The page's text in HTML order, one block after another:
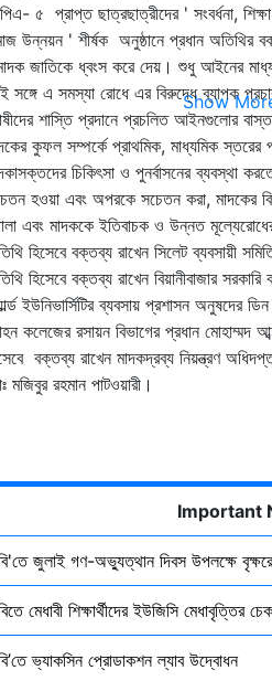
Show
৫ প্রাপ্ত ছাত্রছাত্রীদের ' সংবর্ধনা,
উন্নয়ন ' শীর্ষক অনুষ্ঠানে প্রধান অতিথির
জাতিকে ধ্বংস করে দেয়। শুধু আইনের
সঙ্গে এ সমস্যা রোধে এর বিরুদ্ধে ব্যাপক
শাস্তি প্রদানে প্রচলিত আইনগুলোর
কুফল সম্পর্কে প্রাথমিক, মাধ্যমিক
চিকিৎসা ও পুনর্বাসনের ব্যবস্থা
হওয়া এবং অপরকে সচেতন করা, মাদকের
এবং মাদককে ইতিবাচক ও উন্নত মূল্যেরোধের
হিসেবে বক্তব্য রাখেন সিলেট ব্যবসায়ী
হিসেবে বক্তব্য রাখেন বিয়ানীবাজার
ইউনিভার্সিটির ব্যবসায় প্রশাসন অনুষদের
কলেজের রসায়ন বিভাগের প্রধান মোহাম্মদ
বক্তব্য রাখেন মাদকদ্রব্য নিয়ন্ত্রণ
মজিবুর রহমান পাটওয়ারী।
Important
জুলাই গণ-অভ্যুত্থান দিবস উপলক্ষে
মেধাবী শিক্ষার্থীদের ইউজিসি মেধাবৃত্তির
ভ্যাকসিন প্রোডাকশন ল্যাব উদ্বোধন